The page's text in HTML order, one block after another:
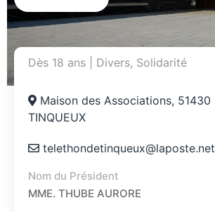
Dès 18 ans Divers, Solidarité
Maison des Associations, 51430
TINQUEUX
telethondetinqueux@laposte.net
Nom du Président
MME. THUBE AURORE